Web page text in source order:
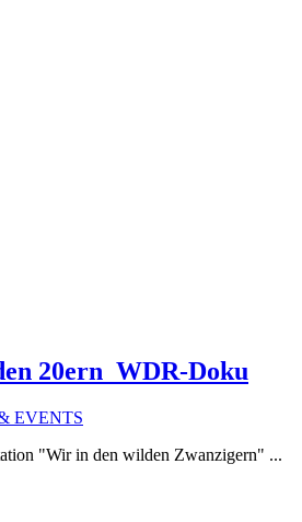
20ern_WDR-Doku
EVENTS
"Wir in den wilden Zwanzigern" ...